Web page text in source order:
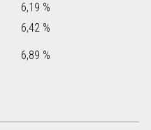
6,19 %
6,42 %
6,89 %